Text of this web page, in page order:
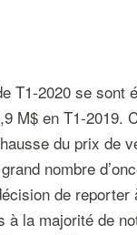
T1-2020 se sont
M$ en T1-2019.
du prix de
nombre
de reporter
à la majorité de